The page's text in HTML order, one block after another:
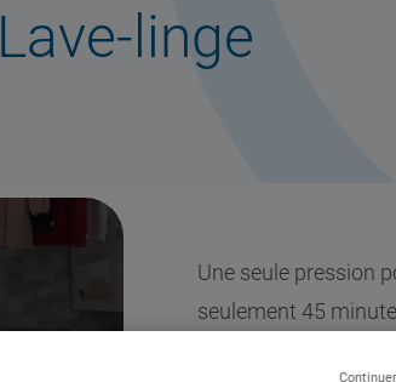
Lave-linge
Une seule pression
seulement 45